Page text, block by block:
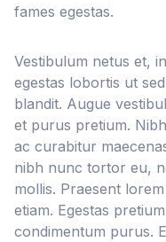
fames egestas.
Vestibulum netus et,
egestas lobortis ut
blandit. Augue
et purus pretium.
ac curabitur
nibh nunc tortor eu,
mollis. Praesent
etiam. Egestas
condimentum purus.